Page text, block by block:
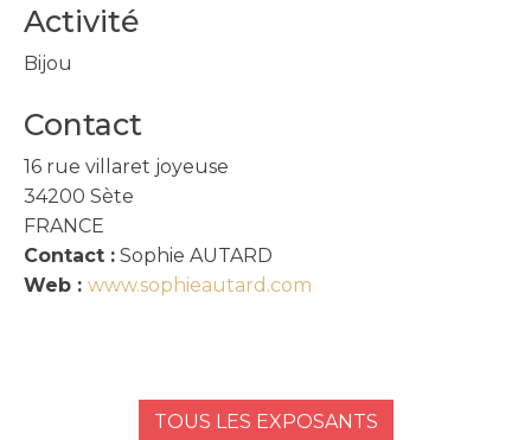
Activité
Bijou
Contact
16 rue villaret joyeuse
34200 Sète
FRANCE
Contact : Sophie AUTARD
Web : www.sophieautard.com
TOUS LES EXPOSANTS